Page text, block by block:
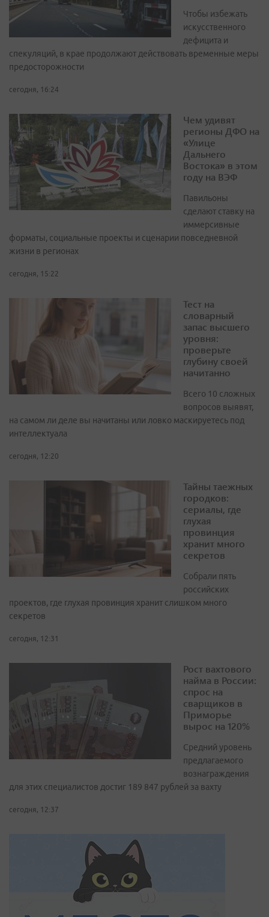
Чтобы избежать
искусственного
дефицита и
спекуляций, в крае продолжают действовать временные меры
предосторожности
сегодня, 16:24
Чем удивят
регионы ДФО на
«Улице
Дальнего
Востока» в этом
году на ВЭФ
Павильоны
сделают ставку на
иммерсивные
форматы, социальные проекты и сценарии повседневной
жизни в регионах
сегодня, 15:22
Тест на
словарный
запас высшего
уровня:
проверьте
глубину своей
начитанно
Всего 10 сложных
вопросов выявят,
на самом ли деле вы начитаны или ловко маскируетесь под
интеллектуала
сегодня, 12:20
Тайны таежных
городков:
сериалы, где
глухая
провинция
хранит много
секретов
Собрали пять
российских
проектов, где глухая провинция хранит слишком много
секретов
сегодня, 12:31
Рост вахтового
найма в России:
спрос на
сварщиков в
Приморье
вырос на 120%
Средний уровень
предлагаемого
вознаграждения
для этих специалистов достиг 189 847 рублей за вахту
сегодня, 12:37